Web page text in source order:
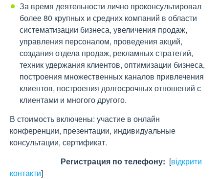
За время деятельности лично проконсультировал
более 80 крупных и средних компаний в области
систематизации бизнеса, увеличения продаж,
управления персоналом, проведения акций,
создания отдела продаж, рекламных стратегий,
техник удержания клиентов, оптимизации бизнеса,
построения множественных каналов привлечения
клиентов, построения долгосрочных отношений с
клиентами и многого другого.
В стоимость включены: участие в онлайн
конференции, презентации, индивидуальные
консультации, сертификат.
Регистрация по телефону: [відкрити
контакти]